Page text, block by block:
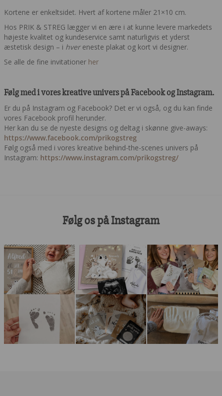
Kortene er enkeltsidet. Hvert af kortene måler 21×10 cm.
Hos PRIK & STREG lægger vi en ære i at kunne levere markedets
højeste kvalitet og kundeservice samt naturligvis et yderst
æstetisk design – i hvereneste plakat og kort vi designer.
Se alle de fine invitationer her
Følg med i vores kreative univers på Facebook og Instagram.
Er du på Instagram og Facebook? Det er vi også, og du kan finde
vores Facebook profil herunder.
Her kan du se de nyeste designs og deltag i skønne give-aways:
https://www.facebook.com/prikogstreg
Følg også med i vores kreative behind-the-scenes univers på
Instagram: https://www.instagram.com/prikogstreg/
Følg os på Instagram